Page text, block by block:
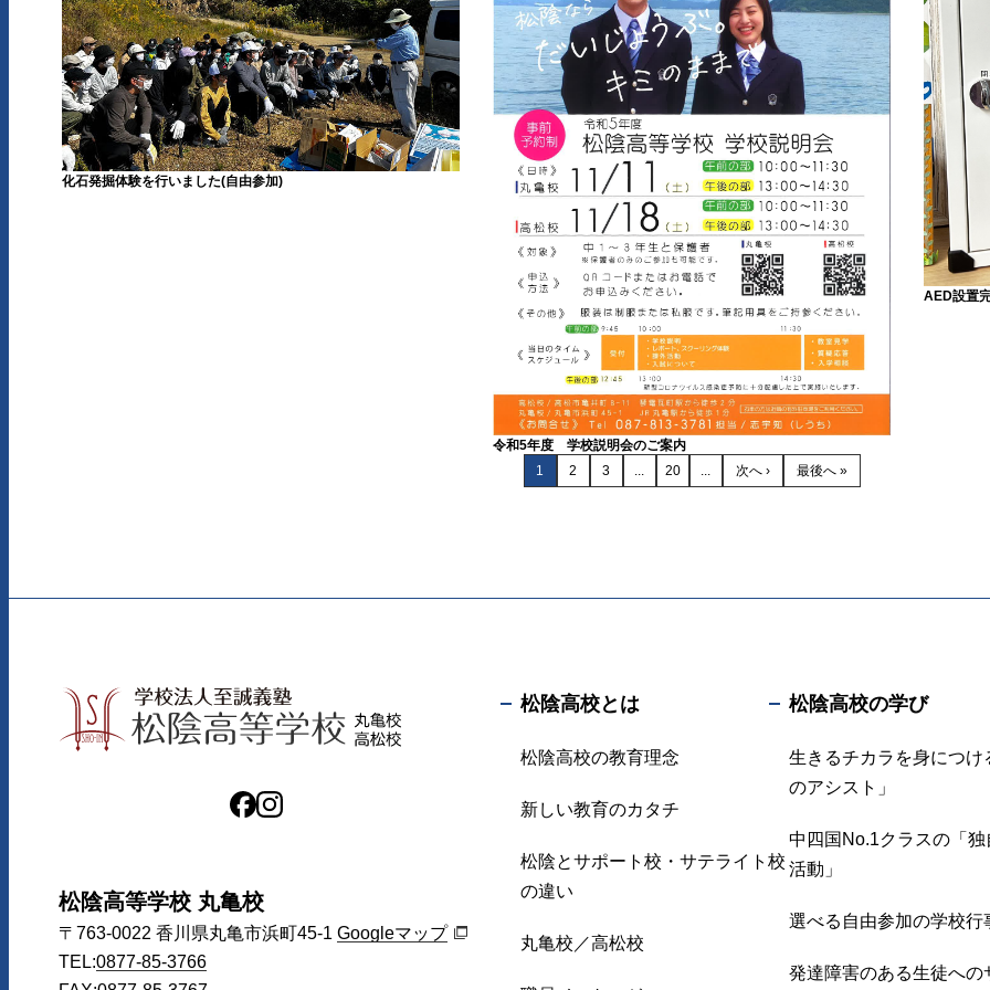
化石発掘体験を行いました(自由参加)
令和5年度 学校説明会のご案内
AED設置
1 2 3 20 次へ › 最後へ »
松陰高等学校 丸亀校
〒763-0022 香川県丸亀市浜町45-1 Googleマップ
TEL:0877-85-3766
松陰高校とは
松陰高校の教育理念
新しい教育のカタチ
松陰とサポート校・サテライト校
の違い
丸亀校／高松校
松陰高校の学び
生きるチカラを身につけ
のアシスト」
中四国No.1クラスの「独
活動」
選べる自由参加の学校行
発達障害のある生徒への